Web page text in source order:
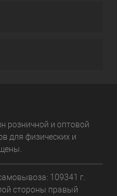
розничной и оптовой
для физических и
109341 г.
стороны правый